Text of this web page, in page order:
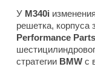
У M340i
решетка, корпуса
Performance Parts
стратегии BMW с